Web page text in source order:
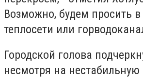
Возможно, будем просить в
теплосети или
Городской голова
несмотря на нестабильную